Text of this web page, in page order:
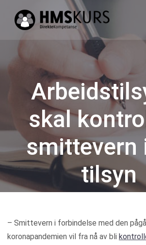
ledere
og
skal
smittevern
tilsyn
– Smittevern i forbindelse med den
koronapandemien vil fra nå av bli